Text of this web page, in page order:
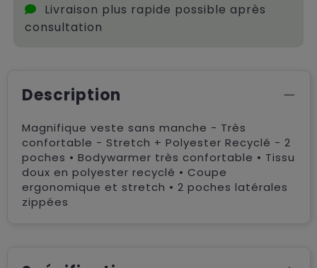
Livraison plus rapide possible après
consultation
Description
Magnifique veste sans manche - Très
confortable - Stretch + Polyester Recyclé - 2
poches • Bodywarmer très confortable • Tissu
doux en polyester recyclé • Coupe
ergonomique et stretch • 2 poches latérales
zippées